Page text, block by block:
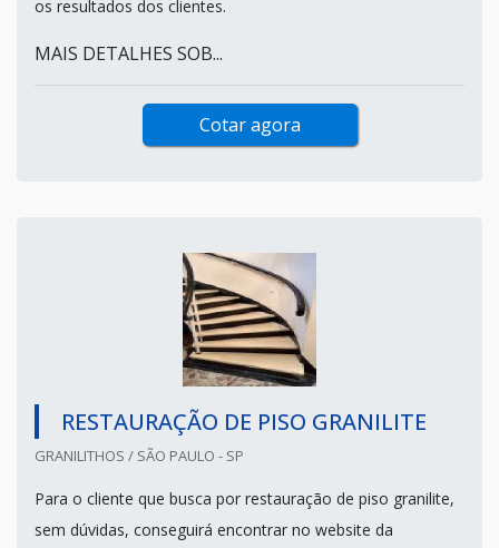
os resultados dos clientes.
MAIS DETALHES SOB...
Cotar agora
RESTAURAÇÃO DE PISO GRANILITE
GRANILITHOS / SÃO PAULO - SP
Para o cliente que busca por restauração de piso granilite,
sem dúvidas, conseguirá encontrar no website da